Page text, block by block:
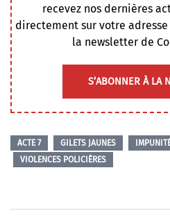
recevez nos dernières
directement sur votre
la newsletter de
S’ABONNER À LA
ACTE 7 GILETS JAUNES
VIOLENCES POLICIÈRES